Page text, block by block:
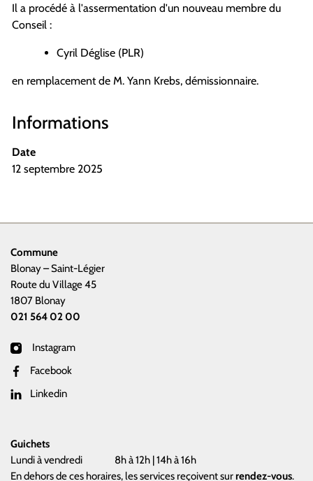
Il a procédé à l'assermentation d'un nouveau membre du
Conseil :
Cyril Déglise (PLR)
en remplacement de M. Yann Krebs, démissionnaire.
Informations
Date
12 septembre 2025
Commune
Blonay – Saint-Légier
Route du Village 45
1807 Blonay
021 564 02 00
Instagram
Facebook
Linkedin
Guichets
Lundi à vendredi
8h à 12h | 14h à 16h
En dehors de ces horaires, les services reçoivent surrendez-vous.